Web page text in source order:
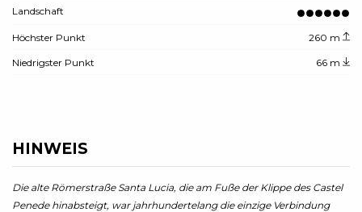
Landschaft
Höchster Punkt 260 m
Niedrigster Punkt 66 m
HINWEIS
Die alte Römerstraße Santa Lucia, die am Fuße der Klippe des Castel
Penede hinabsteigt, war jahrhundertelang die einzige Verbindung